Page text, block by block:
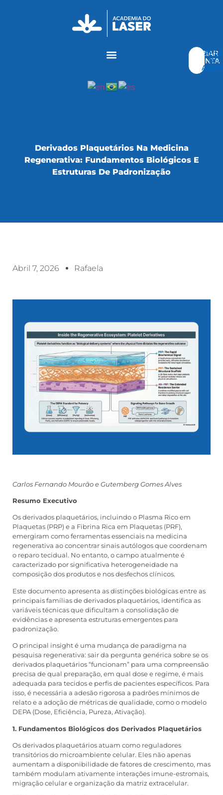
CRIAR
CONTA
DO
Derivados Plaquetários Na Medicina
Regenerativa: Fundamentos Biológicos E
Estruturas De Padronização
Abril 7, 2026 Rafaela
Carlos Fernando Mourão e Gutemberg Gomes Alves
Resumo Executivo
Os derivados plaquetários, incluindo o Plasma Rico em
Plaquetas (PRP) e a Fibrina Rica em Plaquetas (PRF),
emergiram como ferramentas essenciais na medicina
regenerativa ao concentrar sinais autólogos que coordenam
o reparo tecidual. No entanto, o campo atualmente é
caracterizado por significativa heterogeneidade na
composição dos produtos e nos desfechos clínicos.
Este documento apresenta as distinções biológicas entre as
principais famílias de derivados plaquetários, identifica as
variáveis técnicas que dificultam a consolidação de
evidências e apresenta estruturas emergentes para
padronização.
O principal insight é uma mudança de paradigma na
pesquisa regenerativa: sair da pergunta genérica sobre se os
derivados plaquetários “funcionam” para uma compreensão
precisa de qual preparação, em qual dose e regime, é mais
adequada para tecidos e perfis de pacientes específicos. Para
isso, é necessária a adesão rigorosa a padrões mínimos de
relato e a adoção de métricas de qualidade, como o modelo
DEPA (Dose, Eficiência, Pureza, Ativação).
1. Fundamentos Biológicos dos Derivados Plaquetários
Os derivados plaquetários atuam como reguladores
transitórios do microambiente celular. Eles não apenas
aumentam a disponibilidade de fatores de crescimento, mas
também modulam ativamente interações imune-estromais,
migração celular e organização da matriz extracelular.